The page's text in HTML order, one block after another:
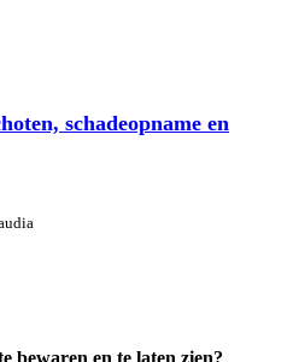
schadeopname en
bewaren en te laten zien?